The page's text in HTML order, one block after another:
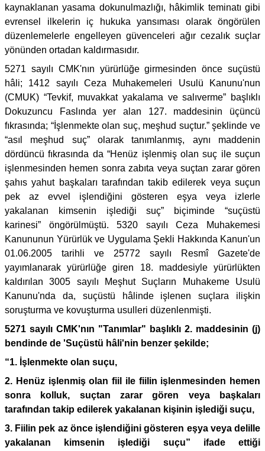
kaynaklanan yasama dokunulmazlığı, hâkimlik teminatı gibi
evrensel ilkelerin iç hukuka yansıması olarak öngörülen
düzenlemelerle engelleyen güvenceleri ağır cezalık suçlar
yönünden ortadan kaldırmasıdır.
5271 sayılı CMK'nın yürürlüğe girmesinden önce suçüstü
hâli; 1412 sayılı Ceza Muhakemeleri Usulü Kanunu'nun
(CMUK) “Tevkif, muvakkat yakalama ve salıverme” başlıklı
Dokuzuncu Faslında yer alan 127. maddesinin üçüncü
fıkrasında; “İşlenmekte olan suç, meşhud suçtur.” şeklinde ve
“asıl meşhud suç” olarak tanımlanmış, aynı maddenin
dördüncü fıkrasında da “Henüz işlenmiş olan suç ile suçun
işlenmesinden hemen sonra zabıta veya suçtan zarar gören
şahıs yahut başkaları tarafından takib edilerek veya suçun
pek az evvel işlendiğini gösteren eşya veya izlerle
yakalanan kimsenin işlediği suç” biçiminde “suçüstü
karinesi” öngörülmüştü. 5320 sayılı Ceza Muhakemesi
Kanununun Yürürlük ve Uygulama Şekli Hakkında Kanun'un
01.06.2005 tarihli ve 25772 sayılı Resmî Gazete'de
yayımlanarak yürürlüğe giren 18. maddesiyle yürürlükten
kaldırılan 3005 sayılı Meşhut Suçların Muhakeme Usulü
Kanunu'nda da, suçüstü hâlinde işlenen suçlara ilişkin
soruşturma ve kovuşturma usulleri düzenlenmişti.
5271 sayılı CMK'nın "Tanımlar" başlıklı 2. maddesinin (j)
bendinde de 'Suçüstü hâli'nin benzer şekilde;
“1. İşlenmekte olan suçu,
2. Henüz işlenmiş olan fiil ile fiilin işlenmesinden hemen
sonra kolluk, suçtan zarar gören veya başkaları
tarafından takip edilerek yakalanan kişinin işlediği suçu,
3. Fiilin pek az önce işlendiğini gösteren eşya veya delille
yakalanan kimsenin işlediği suçu” ifade ettiği